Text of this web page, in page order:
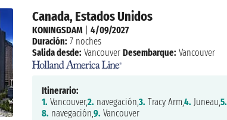
Canada, Estados Unidos
KONINGSDAM| 4/09/2027
Duración: 7 noches
Salida desde: Vancouver Desembarque: Vancouver
Itinerario:
1. Vancouver,2. navegación,3. Tracy Arm,4. Juneau,5.
8. navegación,9. Vancouver